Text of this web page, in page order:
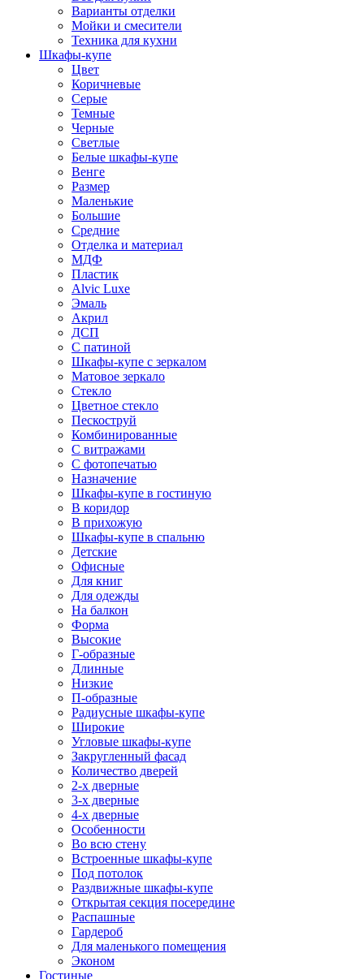
Варианты отделки
Мойки и смесители
Техника для кухни
Шкафы-купе
Цвет
Коричневые
Серые
Темные
Черные
Светлые
Белые шкафы-купе
Венге
Размер
Маленькие
Большие
Средние
Отделка и материал
МДФ
Пластик
Alvic Luxe
Эмаль
Акрил
ДСП
С патиной
Шкафы-купе с зеркалом
Матовое зеркало
Стекло
Цветное стекло
Пескоструй
Комбинированные
С витражами
С фотопечатью
Назначение
Шкафы-купе в гостиную
В коридор
В прихожую
Шкафы-купе в спальню
Детские
Офисные
Для книг
Для одежды
На балкон
Форма
Высокие
Г-образные
Длинные
Низкие
П-образные
Радиусные шкафы-купе
Широкие
Угловые шкафы-купе
Закругленный фасад
Количество дверей
2-х дверные
3-х дверные
4-х дверные
Особенности
Во всю стену
Встроенные шкафы-купе
Под потолок
Раздвижные шкафы-купе
Открытая секция посередине
Распашные
Гардероб
Для маленького помещения
Эконом
Гостиные